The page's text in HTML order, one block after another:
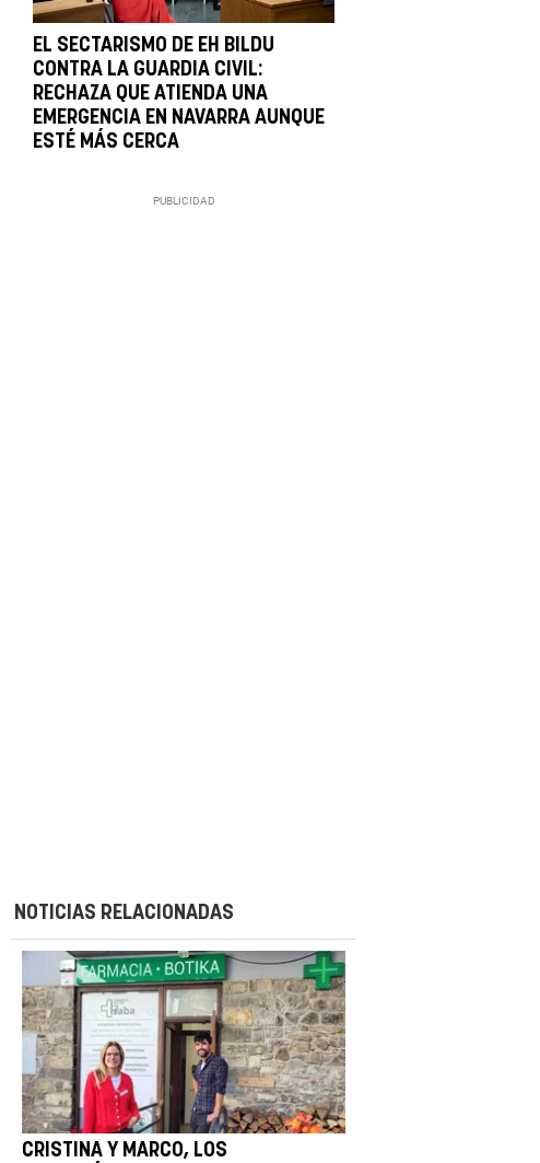
EL SECTARISMO DE EH BILDU
CONTRA LA GUARDIA CIVIL:
RECHAZA QUE ATIENDA UNA
EMERGENCIA EN NAVARRA AUNQUE
ESTÉ MÁS CERCA
NOTICIAS RELACIONADAS
CRISTINA Y MARCO, LOS